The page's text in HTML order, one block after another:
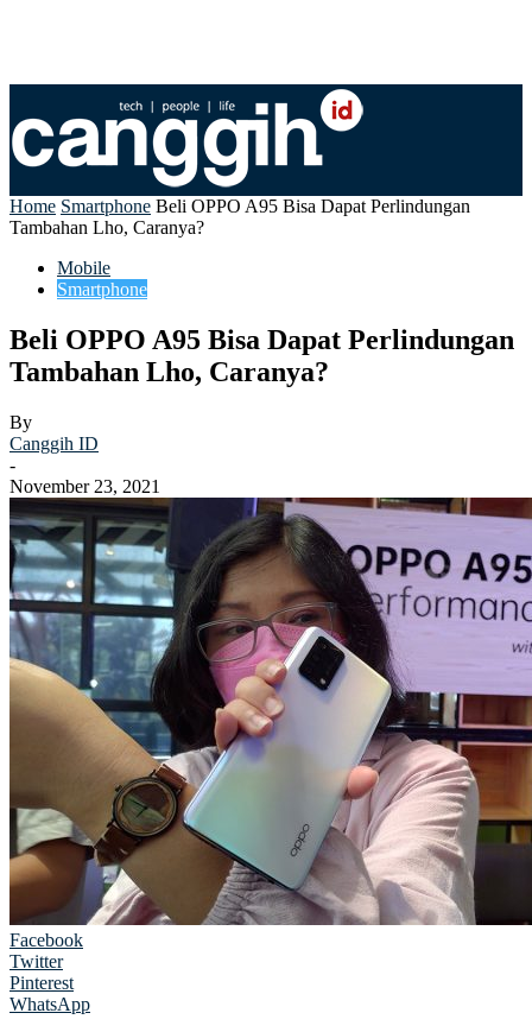
Home Smartphone Beli OPPO A95 Bisa Dapat Perlindungan
Tambahan Lho, Caranya?
Mobile
Smartphone
Beli OPPO A95 Bisa Dapat Perlindungan
Tambahan Lho, Caranya?
By
Canggih ID
-
November 23, 2021
Facebook
Twitter
Pinterest
WhatsApp